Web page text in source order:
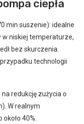
ciepła
min suszenie): idealne
w niskiej temperaturze,
bez skurczenia.
technologii
redukcję zużycia o
W realnym
40%.